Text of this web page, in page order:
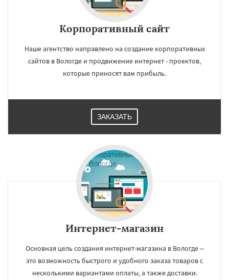
Корпоративный сайт
Наше агентство направлено на создание корпоративных
сайтов в Вологде и продвижение интернет - проектов,
которые приносят вам прибыль.
ЗАКАЗАТЬ
Интернет-магазин
Основная цель создания интернет-магазина в Вологде –
это возможность быстрого и удобного заказа товаров с
несколькими вариантами оплаты, а также доставки.